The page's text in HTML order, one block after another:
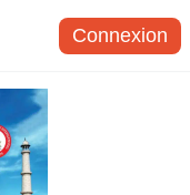
Connexion